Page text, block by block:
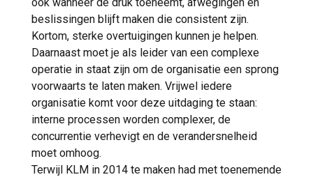
beslissingen blijft maken die consistent zijn.
Kortom, sterke overtuigingen kunnen je helpen.
Daarnaast moet je als leider van een complexe
operatie in staat zijn om de organisatie een sprong
voorwaarts te laten maken. Vrijwel iedere
organisatie komt voor deze uitdaging te staan:
interne processen worden complexer, de
concurrentie verhevigt en de verandersnelheid
moet omhoog.
Terwijl KLM in 2014 te maken had met toenemende